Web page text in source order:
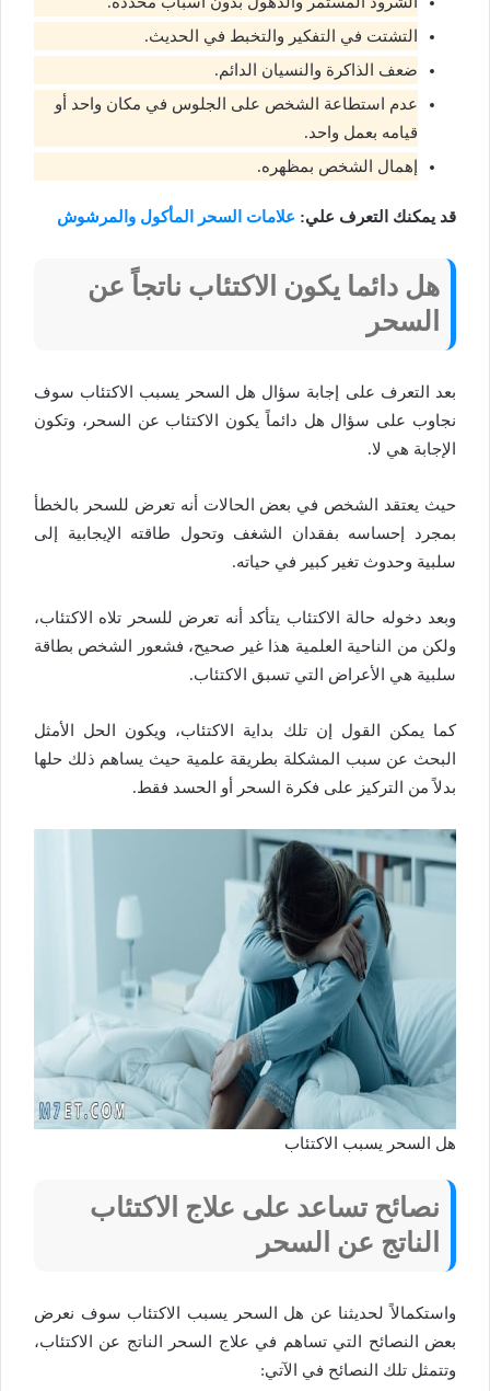
التشتت في التفكير والتخبط في الحديث.
ضعف الذاكرة والنسيان الدائم.
عدم استطاعة الشخص على الجلوس في مكان واحد أو
قيامه بعمل واحد.
إهمال الشخص بمظهره.
قد يمكنك التعرف علي: علامات السحر المأكول والمرشوش
هل دائما يكون الاكتئاب ناتجاً عن
السحر
بعد التعرف على إجابة سؤال هل السحر يسبب الاكتئاب سوف
نجاوب على سؤال هل دائماً يكون الاكتئاب عن السحر، وتكون
الإجابة هي لا.
حيث يعتقد الشخص في بعض الحالات أنه تعرض للسحر بالخطأ
بمجرد إحساسه بفقدان الشغف وتحول طاقته الإيجابية إلى
سلبية وحدوث تغير كبير في حياته.
وبعد دخوله حالة الاكتئاب يتأكد أنه تعرض للسحر تلاه الاكتئاب،
ولكن من الناحية العلمية هذا غير صحيح، فشعور الشخص بطاقة
سلبية هي الأعراض التي تسبق الاكتئاب.
كما يمكن القول إن تلك بداية الاكتئاب، ويكون الحل الأمثل
البحث عن سبب المشكلة بطريقة علمية حيث يساهم ذلك حلها
بدلاً من التركيز على فكرة السحر أو الحسد فقط.
هل السحر يسبب الاكتئاب
نصائح تساعد على علاج الاكتئاب
الناتج عن السحر
واستكمالاً لحديثنا عن هل السحر يسبب الاكتئاب سوف نعرض
بعض النصائح التي تساهم في علاج السحر الناتج عن الاكتئاب،
وتتمثل تلك النصائح في الآتي: